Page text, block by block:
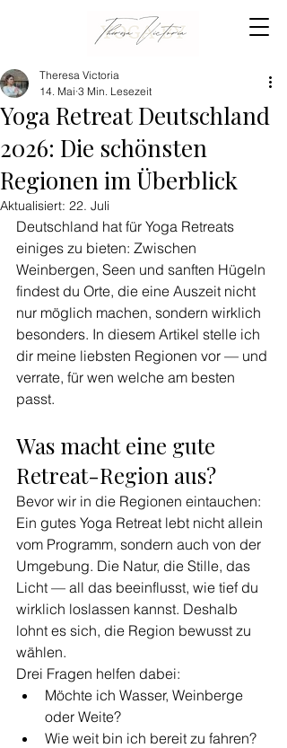
Yoga Retreat Deutschland
2026: Die schönsten
Regionen im Überblick
Theresa Victoria
14. Mai 3 Min. Lesezeit
Aktualisiert: 22. Juli
Deutschland hat für Yoga Retreats
einiges zu bieten: Zwischen
Weinbergen, Seen und sanften Hügeln
findest du Orte, die eine Auszeit nicht
nur möglich machen, sondern wirklich
besonders. In diesem Artikel stelle ich
dir meine liebsten Regionen vor — und
verrate, für wen welche am besten
passt.
Was macht eine gute
Retreat-Region aus?
Bevor wir in die Regionen eintauchen:
Ein gutes Yoga Retreat lebt nicht allein
vom Programm, sondern auch von der
Umgebung. Die Natur, die Stille, das
Licht — all das beeinflusst, wie tief du
wirklich loslassen kannst. Deshalb
lohnt es sich, die Region bewusst zu
wählen.
Drei Fragen helfen dabei:
Möchte ich Wasser, Weinberge
oder Weite?
Wie weit bin ich bereit zu fahren?